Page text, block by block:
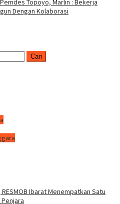
Topoyo, Marlin : Bekerja
Dengan Kolaborasi